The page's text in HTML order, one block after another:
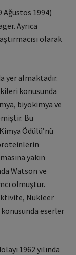
Ağustos 1994)
Ayrıca
olarak
yer almaktadır.
konusunda
biyokimya ve
Bu
Ödülü’nü
yakın
Watson ve
olmuştur.
Nükleer
eserler
1962 yılında